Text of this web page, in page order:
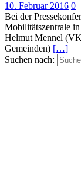
10. Februar 2016 0
Bei der
Mobilitätszentrale
Helmut Mennel
Gemeinden) […]
Suchen nach: